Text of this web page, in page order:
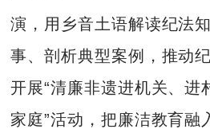
演，用乡音土语解读纪法
事、剖析典型案例，推动
开展“清廉非遗进机关、进
家庭”活动，把廉洁教育融